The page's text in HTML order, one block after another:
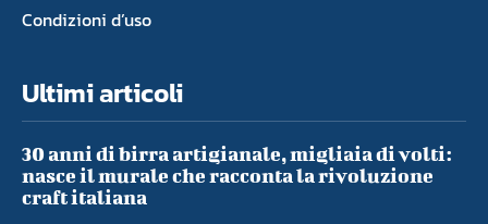
Condizioni d’uso
Ultimi articoli
30 anni di birra artigianale, migliaia di volti:
nasce il murale che racconta la rivoluzione
craft italiana